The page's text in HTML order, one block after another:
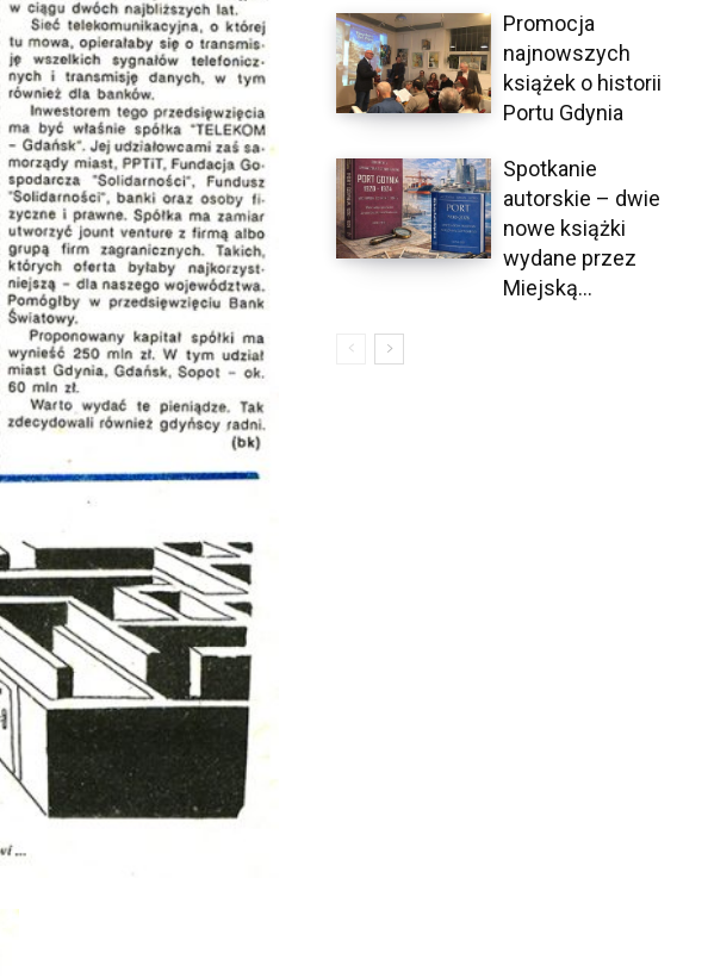
Promocja
najnowszych
książek o historii
Portu Gdynia
Spotkanie
autorskie – dwie
nowe książki
wydane przez
Miejską...